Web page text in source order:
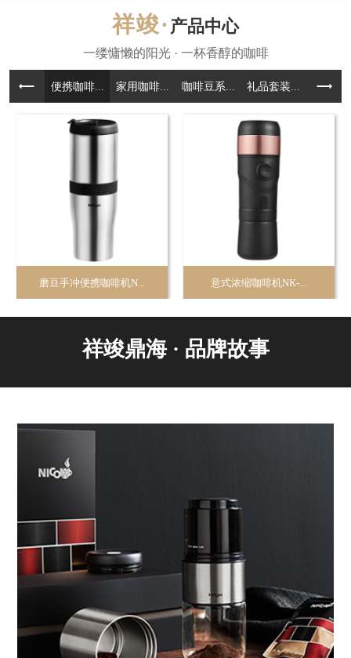
产品中心
便携咖啡... 家用咖啡... 咖啡豆系... 礼品套装... 咖啡周
磨豆手冲便携咖啡机N... 意式浓缩咖啡机NK-...
祥竣鼎海 · 品牌故事